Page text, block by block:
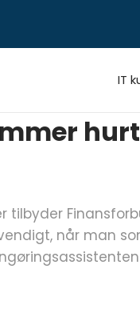
IT
når man